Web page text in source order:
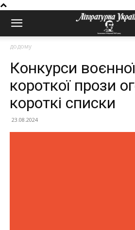
додому
Конкурси воєнної
короткої прози
короткі списки
23.08.2024